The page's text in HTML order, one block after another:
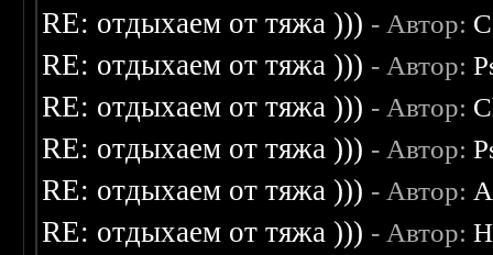
RE: отдыхаем от тяжа ))) - Автор:
RE: отдыхаем от тяжа ))) - Автор:
RE: отдыхаем от тяжа ))) - Автор:
RE: отдыхаем от тяжа ))) - Автор:
RE: отдыхаем от тяжа ))) - Автор:
RE: отдыхаем от тяжа ))) - Автор: